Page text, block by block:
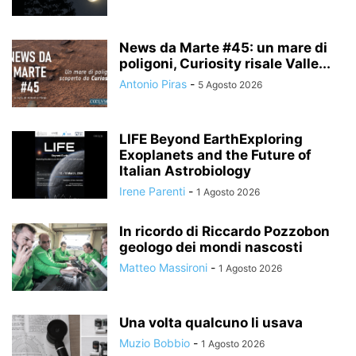
News da Marte #45: un mare di
poligoni, Curiosity risale Valle...
Antonio Piras - 5 Agosto 2026
LIFE Beyond EarthExploring
Exoplanets and the Future of
Italian Astrobiology
Irene Parenti - 1 Agosto 2026
In ricordo di Riccardo Pozzobon
geologo dei mondi nascosti
Matteo Massironi - 1 Agosto 2026
Una volta qualcuno li usava
Muzio Bobbio - 1 Agosto 2026